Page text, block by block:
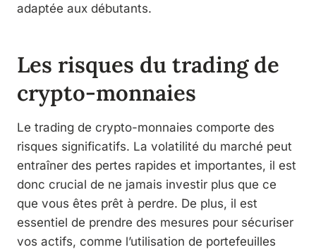
adaptée aux débutants.
Les risques du trading de
crypto-monnaies
Le trading de crypto-monnaies comporte des
risques significatifs. La volatilité du marché peut
entraîner des pertes rapides et importantes, il est
donc crucial de ne jamais investir plus que ce
que vous êtes prêt à perdre. De plus, il est
essentiel de prendre des mesures pour sécuriser
vos actifs, comme l’utilisation de portefeuilles